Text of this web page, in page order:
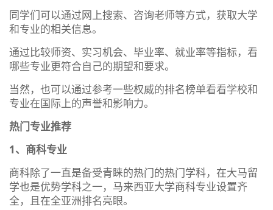
同学们可以通过网上搜索、咨询老师等方式，获取大学
和专业的相关信息。
通过比较师资、实习机会、毕业率、就业率等指标，看
哪些专业更符合自己的期望和要求。
当然，也可以通过参考一些权威的排名榜单看看学校和
专业在国际上的声誉和影响力。
热门专业推荐
1、商科专业
商科除了一直是备受青睐的热门的热门学科，在大马留
学也是优势学科之一，马来西亚大学商科专业设置齐
全，且在全亚洲排名亮眼。